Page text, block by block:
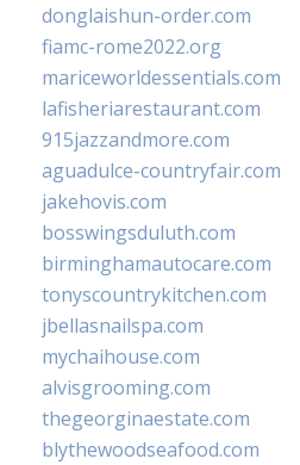
donglaishun-order.com
fiamc-rome2022.org
mariceworldessentials.com
lafisheriarestaurant.com
915jazzandmore.com
aguadulce-countryfair.com
jakehovis.com
bosswingsduluth.com
birminghamautocare.com
tonyscountrykitchen.com
jbellasnailspa.com
mychaihouse.com
alvisgrooming.com
thegeorginaestate.com
blythewoodseafood.com